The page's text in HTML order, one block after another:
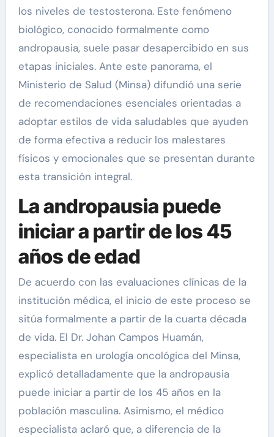
los niveles de testosterona. Este fenómeno
biológico, conocido formalmente como
andropausia, suele pasar desapercibido en sus
etapas iniciales. Ante este panorama, el
Ministerio de Salud (Minsa) difundió una serie
de recomendaciones esenciales orientadas a
adoptar estilos de vida saludables que ayuden
de forma efectiva a reducir los malestares
físicos y emocionales que se presentan durante
esta transición integral.
La andropausia puede
iniciar a partir de los 45
años de edad
De acuerdo con las evaluaciones clínicas de la
institución médica, el inicio de este proceso se
sitúa formalmente a partir de la cuarta década
de vida. El Dr. Johan Campos Huamán,
especialista en urología oncológica del Minsa,
explicó detalladamente que la andropausia
puede iniciar a partir de los 45 años en la
población masculina. Asimismo, el médico
especialista aclaró que, a diferencia de la